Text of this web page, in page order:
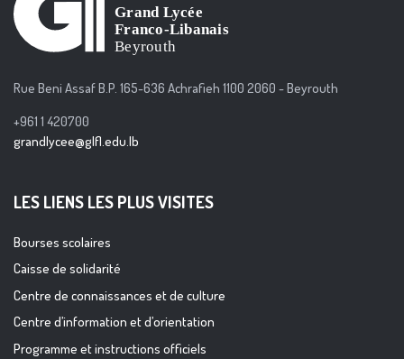
Rue Beni Assaf B.P. 165-636 Achrafieh 1100 2060 - Beyrouth
+961 1 420700
grandlycee@glfl.edu.lb
LES LIENS LES PLUS VISITES
Bourses scolaires
Caisse de solidarité
Centre de connaissances et de culture
Centre d’information et d’orientation
Programme et instructions officiels